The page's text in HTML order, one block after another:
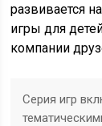
развивается
игры для
компании
Серия игр